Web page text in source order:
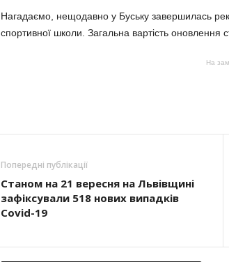
Нагадаємо, нещодавно у Буську завершилась
спортивної школи. Загальна вартість оновлення
На
Попередні публікації
Станом на 21 вересня на Львівщині
зафіксували 518 нових випадків
Covid-19